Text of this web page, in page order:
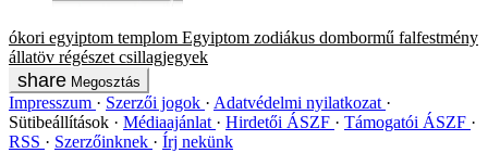
ókori egyiptom templom Egyiptom zodiákus dombormű falfestmény
állatöv régészet csillagjegyek
Megosztás
Impresszum Szerzői jogok
Adatvédelmi nyilatkozat
Sütibeállítások
Médiaajánlat Hirdetői ÁSZF
Támogatói ÁSZF
RSS
Szerzőinknek Írj nekünk